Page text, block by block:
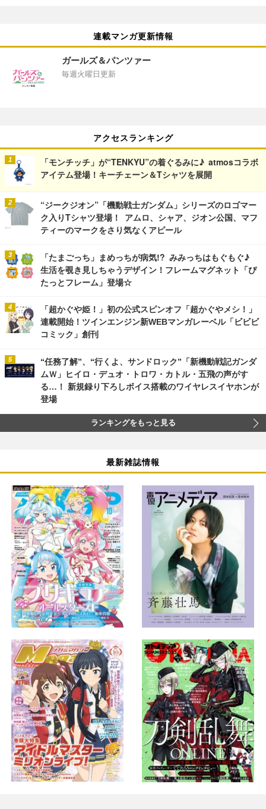
連載マンガ更新情報
ガールズ＆パンツァー
毎週火曜日更新
アクセスランキング
「モンチッチ」が“TENKYU”の着ぐるみに♪ atmosコラボ
アイテム登場！キーチェーン＆Tシャツを展開
“ジークジオン”「機動戦士ガンダム」シリーズのロゴマー
ク入りTシャツ登場！ アムロ、シャア、ジオン公国、マフ
ティーのマークをさり気なくアピール
「たまごっち」まめっちが病気!? みみっちはもぐもぐ♪
生活を覗き見しちゃうデザイン！フレームマグネット「ぴ
たっとフレーム」登場☆
「超かぐや姫！」初の公式スピンオフ「超かぐやメシ！」
連載開始！ツインエンジン新WEBマンガレーベル「ビビビ
コミック」創刊
“任務了解”、“行くよ、サンドロック”「新機動戦記ガンダ
ムＷ」ヒイロ・デュオ・トロワ・カトル・五飛の声がす
る…！ 新規録り下ろしボイス搭載のワイヤレスイヤホンが
登場
ランキングをもっと見る
最新雑誌情報